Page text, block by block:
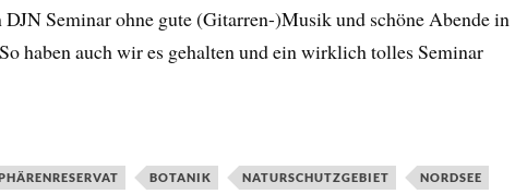
Seminar ohne gute (Gitarren-)Musik und schöne Abende in
haben auch wir es gehalten und ein wirklich tolles Seminar
BOTANIK NATURSCHUTZGEBIET NORDSEE